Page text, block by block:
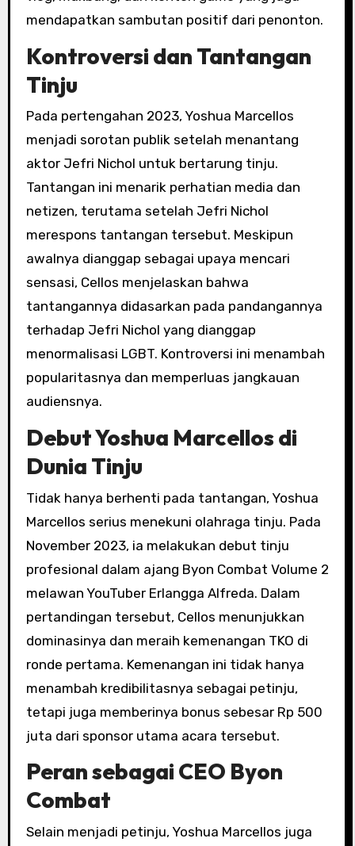
mendapatkan sambutan positif dari penonton.
Kontroversi dan Tantangan
Tinju
Pada pertengahan 2023, Yoshua Marcellos
menjadi sorotan publik setelah menantang
aktor Jefri Nichol untuk bertarung tinju.
Tantangan ini menarik perhatian media dan
netizen, terutama setelah Jefri Nichol
merespons tantangan tersebut. Meskipun
awalnya dianggap sebagai upaya mencari
sensasi, Cellos menjelaskan bahwa
tantangannya didasarkan pada pandangannya
terhadap Jefri Nichol yang dianggap
menormalisasi LGBT. Kontroversi ini menambah
popularitasnya dan memperluas jangkauan
audiensnya.
Debut Yoshua Marcellos di
Dunia Tinju
Tidak hanya berhenti pada tantangan, Yoshua
Marcellos serius menekuni olahraga tinju. Pada
November 2023, ia melakukan debut tinju
profesional dalam ajang Byon Combat Volume 2
melawan YouTuber Erlangga Alfreda. Dalam
pertandingan tersebut, Cellos menunjukkan
dominasinya dan meraih kemenangan TKO di
ronde pertama. Kemenangan ini tidak hanya
menambah kredibilitasnya sebagai petinju,
tetapi juga memberinya bonus sebesar Rp 500
juta dari sponsor utama acara tersebut.
Peran sebagai CEO Byon
Combat
Selain menjadi petinju, Yoshua Marcellos juga